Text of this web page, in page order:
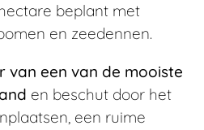
beplant met
en zeedennen.
van een van de mooiste
en beschut door het
een ruime